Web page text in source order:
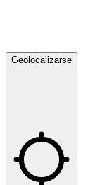
Geolocalizarse